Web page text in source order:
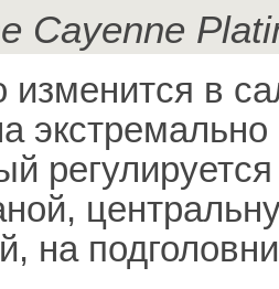
Cayenne
изменится в
на